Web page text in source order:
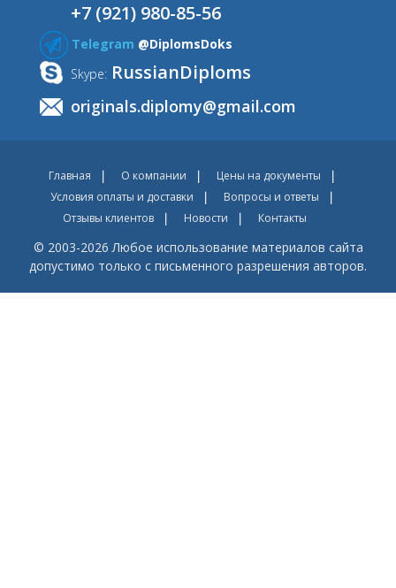
+7 (921) 980-85-56
Telegram @DiplomsDoks
Skype: RussianDiploms
originals.diplomy@gmail.com
Главная О компании
Цены на документы
Условия оплаты и доставки
Вопросы и ответы
Отзывы клиентов
Новости Контакты
© 2003-2026 Любое использование материалов сайта
допустимо только с письменного разрешения авторов.